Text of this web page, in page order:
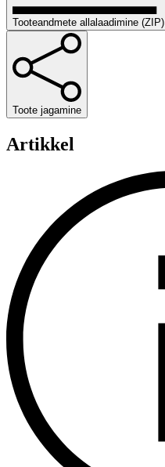
Tooteandmete allalaadimine (ZIP)
Toote jagamine
Artikkel